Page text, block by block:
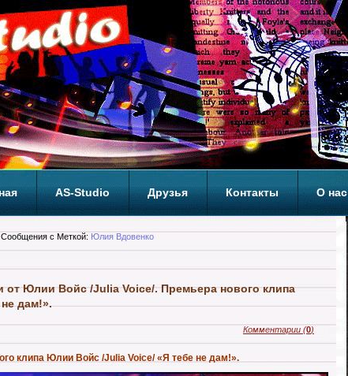
AS-Studio Друзья Контакты О нас
ТОП
Сообщения с Меткой: Юлия Вдовенко
от Юлии Войс /Julia Voice/. Премьера нового клипа
дам!».
Комментарии (0)
клипа Юлии Войс /Julia Voice/ «Я тебе не дам!».